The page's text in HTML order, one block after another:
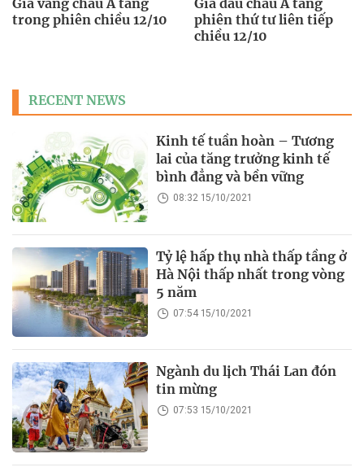
Giá vàng châu Á tăng
trong phiên chiều 12/10
Giá dầu châu Á tăng
phiên thứ tư liên tiếp
chiều 12/10
RECENT NEWS
Kinh tế tuần hoàn – Tương
lai của tăng trưởng kinh tế
bình đẳng và bền vững
08:32 15/10/2021
Tỷ lệ hấp thụ nhà thấp tầng ở
Hà Nội thấp nhất trong vòng
5 năm
07:54 15/10/2021
Ngành du lịch Thái Lan đón
tin mừng
07:53 15/10/2021